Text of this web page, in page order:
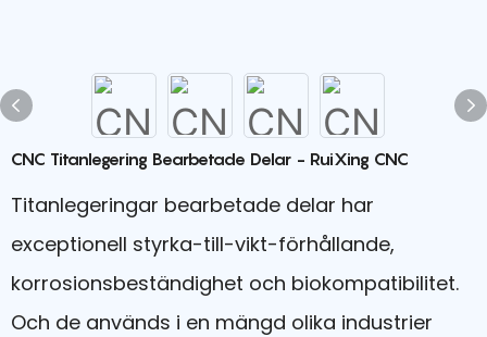
CNC Titanlegering Bearbetade Delar - RuiXing CNC
Titanlegeringar bearbetade delar har
exceptionell styrka-till-vikt-förhållande,
korrosionsbeständighet och biokompatibilitet.
Och de används i en mängd olika industrier